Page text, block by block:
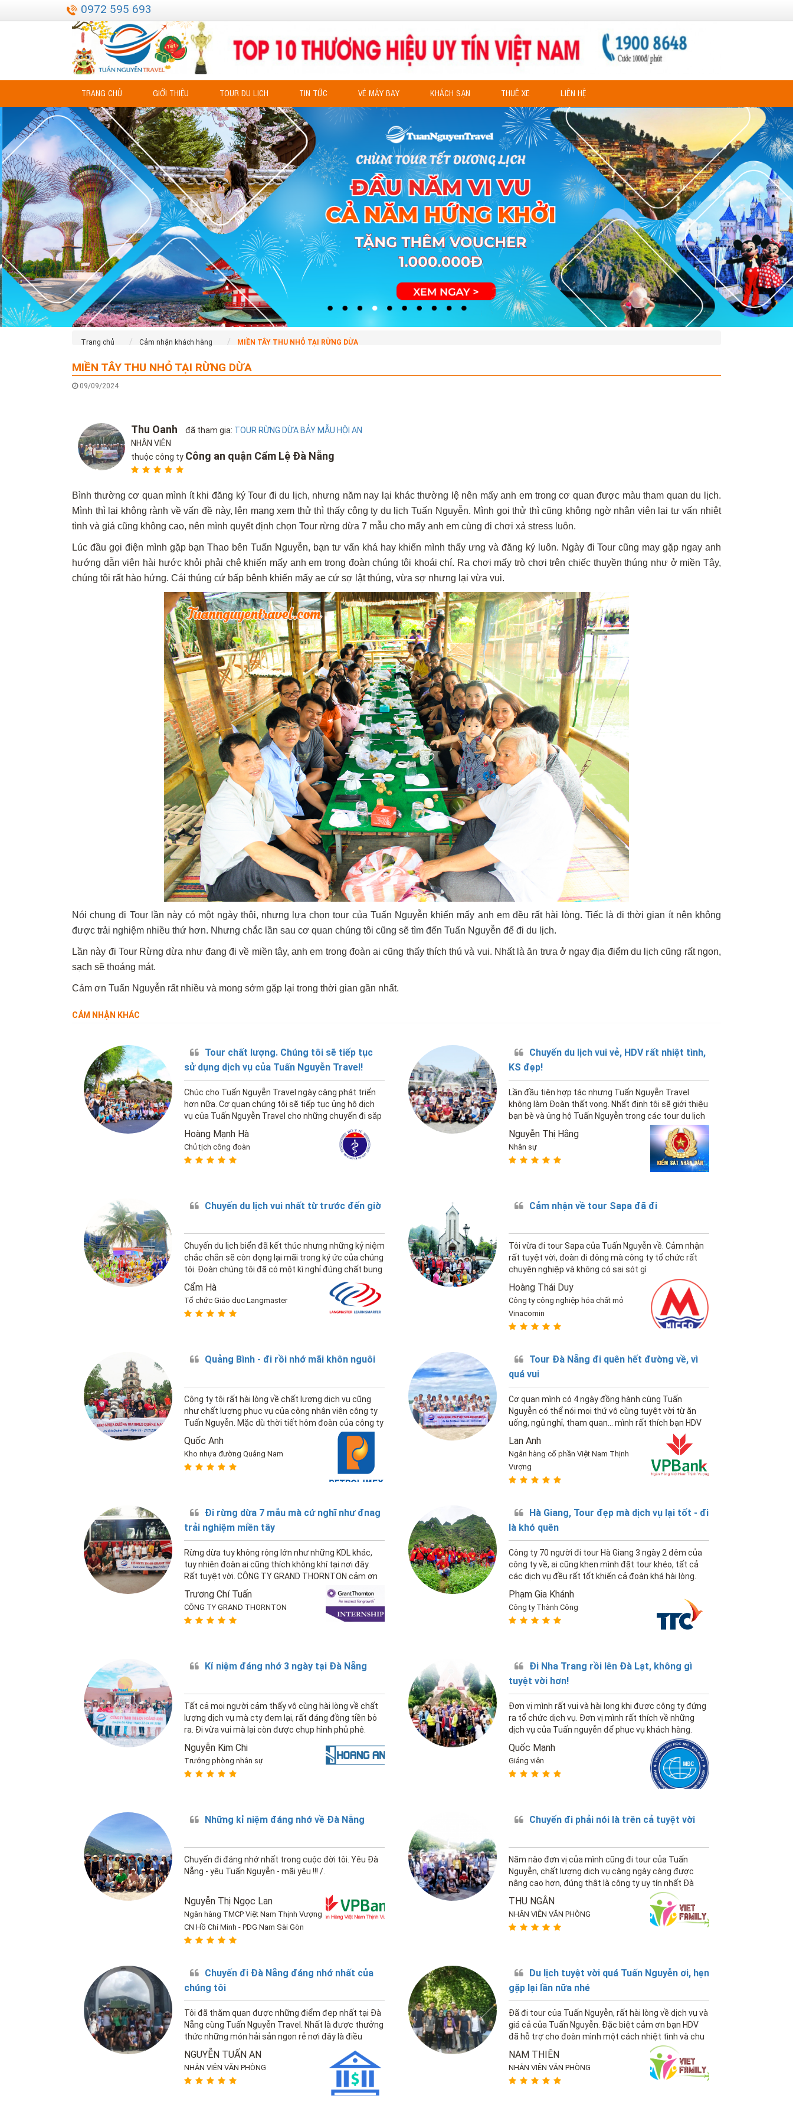
0972 595 693
TRANG CHỦ GIỚI THIỆU TOUR DU LỊCH TIN TỨC VÉ MÁY BAY KHÁCH SẠN THUÊ XE LIÊN HỆ
Trang chủ Cảm nhận khách hàng MIỀN TÂY THU NHỎ TẠI RỪNG DỪA
MIỀN TÂY THU NHỎ TẠI RỪNG DỪA
09/09/2024
Thu Oanh đã tham gia: TOUR RỪNG DỪA BẢY MẪU HỘI AN
NHÂN VIÊN
thuộc công ty Công an quận Cẩm Lệ Đà Nẵng
Bình thường cơ quan mình ít khi đăng ký Tour đi du lịch, nhưng năm nay lại khác thường lệ nên mấy anh em trong cơ quan được màu tham quan du lịch.
Mình thì lại không rành về vấn đề này, lên mạng xem thử thì thấy công ty du lịch Tuấn Nguyễn. Mình gọi thử thì cũng không ngờ nhân viên lại tư vấn nhiệt
tình và giá cũng không cao, nên mình quyết định chọn Tour rừng dừa 7 mẫu cho mấy anh em cùng đi chơi xả stress luôn.
Lúc đầu gọi điện mình gặp bạn Thao bên Tuấn Nguyễn, bạn tư vấn khá hay khiến mình thấy ưng và đăng ký luôn. Ngày đi Tour cũng may gặp ngay anh
hướng dẫn viên hài hước khỏi phải chê khiến mấy anh em trong đoàn chúng tôi khoái chí. Ra chơi mấy trò chơi trên chiếc thuyền thúng như ở miền Tây,
chúng tôi rất hào hứng. Cái thúng cứ bấp bênh khiến mấy ae cứ sợ lật thúng, vừa sợ nhưng lại vừa vui.
Nói chung đi Tour lần này có một ngày thôi, nhưng lựa chọn tour của Tuấn Nguyễn khiến mấy anh em đều rất hài lòng. Tiếc là đi thời gian ít nên không
được trải nghiệm nhiều thứ hơn. Nhưng chắc lần sau cơ quan chúng tôi cũng sẽ tìm đến Tuấn Nguyễn để đi du lịch.
Lần này đi Tour Rừng dừa như đang đi về miền tây, anh em trong đoàn ai cũng thấy thích thú và vui. Nhất là ăn trưa ở ngay địa điểm du lịch cũng rất ngon,
sạch sẽ thoáng mát.
Cảm ơn Tuấn Nguyễn rất nhiều và mong sớm gặp lại trong thời gian gần nhất.
CẢM NHẬN KHÁC
Tour chất lượng. Chúng tôi sẽ tiếp tục
sử dụng dịch vụ của Tuấn Nguyễn Travel!
Chúc cho Tuấn Nguyễn Travel ngày càng phát triển
hơn nữa. Cơ quan chúng tôi sẽ tiếp tục ủng hộ dịch
vụ của Tuấn Nguyễn Travel cho những chuyến đi sắp
Hoàng Mạnh Hà
Chủ tịch công đoàn
Chuyến du lịch vui vẻ, HDV rất nhiệt tình,
KS đẹp!
Lần đầu tiên hợp tác nhưng Tuấn Nguyễn Travel
không làm Đoàn thất vọng. Nhất định tôi sẽ giới thiệu
bạn bè và ủng hộ Tuấn Nguyễn trong các tour du lịch
tiếp theo!
Nguyễn Thị Hằng
Nhân sự
Chuyến du lịch vui nhất từ trước đến giờ
Chuyến du lịch biển đã kết thúc nhưng những kỷ niệm
chắc chắn sẽ còn đọng lại mãi trong ký ức của chúng
tôi. Đoàn chúng tôi đã có một kì nghỉ đúng chất bung
xõa với Tour Đà Nẵng vừa rồi, thật là một chuyến đi
khó quên.
Cẩm Hà
Tổ chức Giáo dục Langmaster
Cảm nhận về tour Sapa đã đi
Tôi vừa đi tour Sapa của Tuấn Nguyễn về. Cảm nhận
rất tuyệt vời, đoàn đi đông mà công ty tổ chức rất
chuyên nghiệp và không có sai sót gì
Hoàng Thái Duy
Công ty công nghiệp hóa chất mỏ
Vinacomin
Quảng Bình - đi rồi nhớ mãi khôn nguôi
Công ty tôi rất hài lòng về chất lượng dịch vụ cũng
như chất lượng phục vụ của công nhân viên công ty
Tuấn Nguyễn. Mặc dù thời tiết hôm đoàn của công ty
đi không thuận lợi cho lắm, những ai nấy đều vui vẻ.
Quốc Anh
Kho nhựa đường Quảng Nam
Tour Đà Nẵng đi quên hết đường về, vì
quá vui
Cơ quan mình có 4 ngày đồng hành cùng Tuấn
Nguyễn có thể nói mọi thứ vô cùng tuyệt vời từ ăn
uống, ngủ nghỉ, tham quan... mình rất thích bạn HDV
Trung của công ty. Hẹn các bạn vào năm sau
Lan Anh
Ngân hàng cố phần Việt Nam Thịnh
Vượng
Đi rừng dừa 7 mẫu mà cứ nghĩ như đnag
trải nghiệm miền tây
Rừng dừa tuy không rộng lớn như những KDL khác,
tuy nhiên đoàn ai cũng thích không khí tại nơi đây.
Rất tuyệt vời. CÔNG TY GRAND THORNTON cảm ơn
Trương Chí Tuấn
CÔNG TY GRAND THORNTON
Hà Giang, Tour đẹp mà dịch vụ lại tốt - đi
là khó quên
Công ty 70 người đi tour Hà Giang 3 ngày 2 đêm của
công ty về, ai cũng khen mình đặt tour khéo, tất cả
các dịch vụ đều rất tốt khiến cả đoàn khá hài lòng.
Phạm Gia Khánh
Công ty Thành Công
Kỉ niệm đáng nhớ 3 ngày tại Đà Nẵng
Tất cả mọi người cảm thấy vô cùng hài lòng về chất
lượng dịch vụ mà cty đem lại, rất đáng đồng tiền bỏ
ra. Đi vừa vui mà lại còn được chụp hình phủ phê.
Nguyễn Kim Chi
Trưởng phòng nhân sự
Đi Nha Trang rồi lên Đà Lạt, không gì
tuyệt vời hơn!
Đơn vị mình rất vui và hài long khi được công ty đứng
ra tổ chức dịch vụ. Đơn vị mình rất thích về những
dịch vụ của Tuấn nguyễn để phục vụ khách hàng.
Quốc Mạnh
Giảng viên
Những kỉ niệm đáng nhớ về Đà Nẵng
Chuyến đi đáng nhớ nhất trong cuộc đời tôi. Yêu Đà
Nẵng - yêu Tuấn Nguyễn - mãi yêu !!! /.
Nguyễn Thị Ngọc Lan
Ngân hàng TMCP Việt Nam Thịnh Vượng
CN Hồ Chí Minh - PDG Nam Sài Gòn
Chuyến đi phải nói là trên cả tuyệt vời
Năm nào đơn vị của mình cũng đi tour của Tuấn
Nguyễn, chất lượng dịch vụ càng ngày càng được
nâng cao hơn, đúng thật là công ty uy tín nhất Đà
THU NGÂN
NHÂN VIÊN VĂN PHÒNG
Chuyến đi Đà Nẵng đáng nhớ nhất của
chúng tôi
Tôi đã thăm quan được những điểm đẹp nhất tại Đà
Nẵng cùng Tuấn Nguyễn Travel. Nhất là được thưởng
thức những món hải sản ngon rẻ nơi đây là điều
chúng tôi rất vui.
NGUYỄN TUẤN AN
NHÂN VIÊN VĂN PHÒNG
Du lịch tuyệt vời quá Tuấn Nguyễn ơi, hẹn
gặp lại lần nữa nhé
Đã đi tour của Tuấn Nguyễn, rất hài lòng về dịch vụ và
giá cả của Tuấn Nguyễn. Đặc biệt cảm ơn bạn HDV
đã hỗ trợ cho đoàn mình một cách nhiệt tình và chu
NAM THIÊN
NHÂN VIÊN VĂN PHÒNG